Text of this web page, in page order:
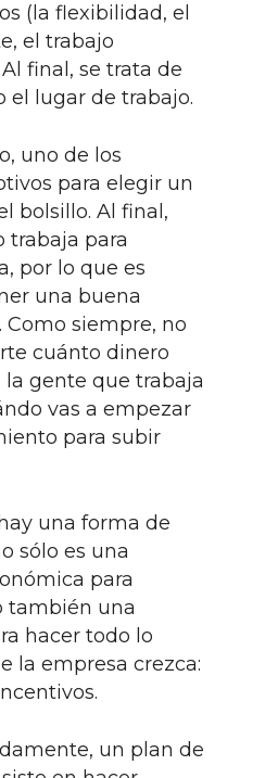
(la flexibilidad, el
el trabajo
final, se trata de
el lugar de trabajo.
uno de los
para elegir un
bolsillo. Al final,
trabaja para
por lo que es
una buena
Como siempre, no
cuánto dinero
la gente que trabaja
vas a empezar
para subir
una forma de
sólo es una
para
también una
hacer todo lo
la empresa crezca:
un plan de